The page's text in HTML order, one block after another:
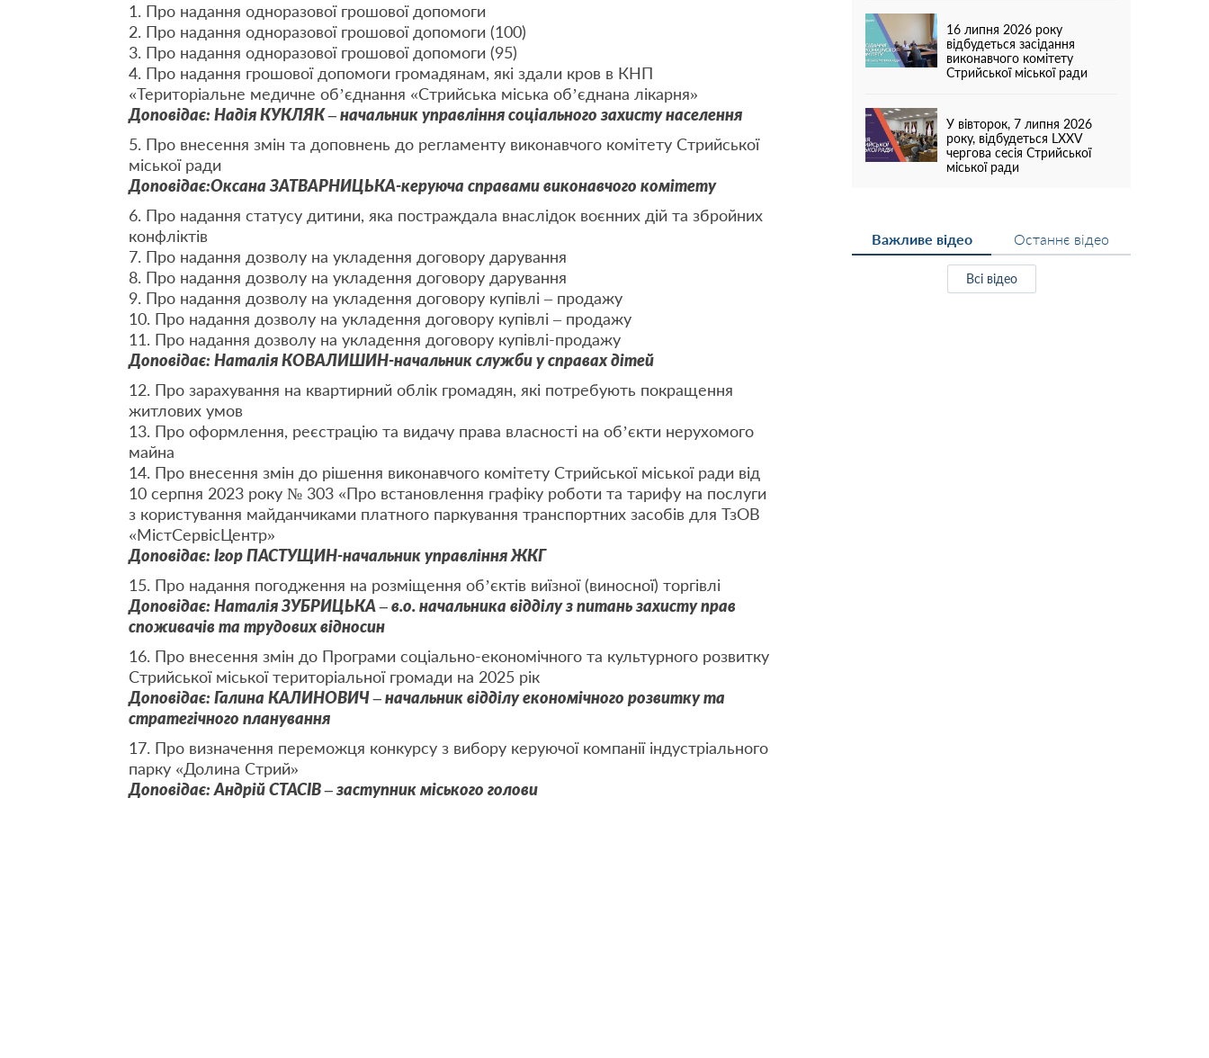
1. Про надання одноразової грошової допомоги
2. Про надання одноразової грошової допомоги (100)
3. Про надання одноразової грошової допомоги (95)
4. Про надання грошової допомоги громадянам, які здали кров в КНП
«Територіальне медичне об’єднання «Стрийська міська об’єднана лікарня»
Доповідає: Надія КУКЛЯК – начальник управління соціального захисту населення
5. Про внесення змін та доповнень до регламенту виконавчого комітету Стрийської
міської ради
Доповідає:Оксана ЗАТВАРНИЦЬКА-керуюча справами виконавчого комітету
6. Про надання статусу дитини, яка постраждала внаслідок воєнних дій та збройних
конфліктів
7. Про надання дозволу на укладення договору дарування
8. Про надання дозволу на укладення договору дарування
9. Про надання дозволу на укладення договору купівлі – продажу
10. Про надання дозволу на укладення договору купівлі – продажу
11. Про надання дозволу на укладення договору купівлі-продажу
Доповідає: Наталія КОВАЛИШИН-начальник служби у справах дітей
12. Про зарахування на квартирний облік громадян, які потребують покращення
житлових умов
13. Про оформлення, реєстрацію та видачу права власності на об’єкти нерухомого
майна
14. Про внесення змін до рішення виконавчого комітету Стрийської міської ради від
10 серпня 2023 року № 303 «Про встановлення графіку роботи та тарифу на послуги
з користування майданчиками платного паркування транспортних засобів для ТзОВ
«МістСервісЦентр»
Доповідає: Ігор ПАСТУЩИН-начальник управління ЖКГ
15. Про надання погодження на розміщення об’єктів виїзної (виносної) торгівлі
Доповідає: Наталія ЗУБРИЦЬКА – в.о. начальника відділу з питань захисту прав
споживачів та трудових відносин
16. Про внесення змін до Програми соціально-економічного та культурного розвитку
Стрийської міської територіальної громади на 2025 рік
Доповідає: Галина КАЛИНОВИЧ – начальник відділу економічного розвитку та
стратегічного планування
17. Про визначення переможця конкурсу з вибору керуючої компанії індустріального
парку «Долина Стрий»
Доповідає: Андрій СТАСІВ – заступник міського голови
16 липня 2026 року
відбудеться засідання
виконавчого комітету
Стрийської міської ради
У вівторок, 7 липня 2026
року, відбудеться LХХV
чергова сесія Стрийської
міської ради
Важливе відео Останнє відео
Всі відео